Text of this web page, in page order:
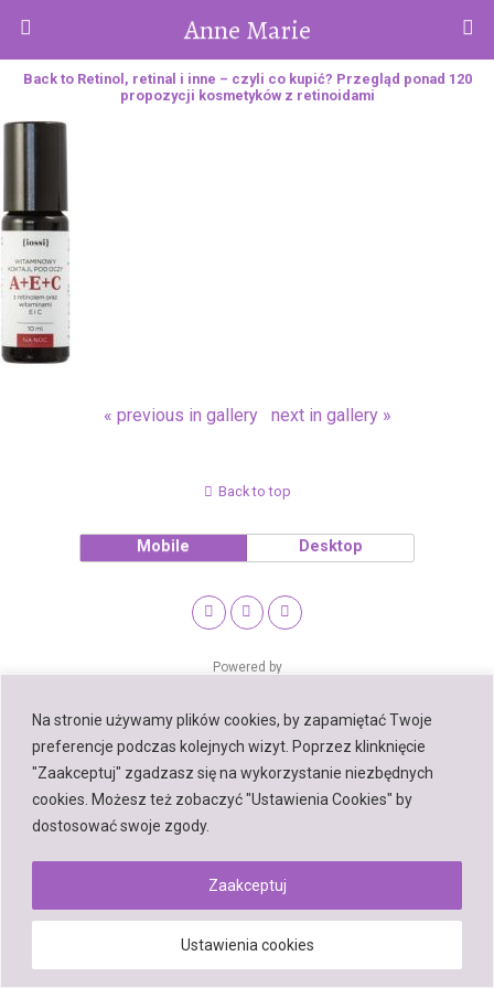
Na stronie używamy plików cookies, by zapamiętać Twoje
preferencje podczas kolejnych wizyt. Poprzez klinknięcie
"Zaakceptuj" zgadzasz się na wykorzystanie niezbędnych
cookies. Możesz też zobaczyć "Ustawienia Cookies" by
dostosować swoje zgody.
Ustawienia cookies
Zaakceptuj
Anne Marie
Back to Retinol, retinal i inne – czyli co kupić? Przegląd ponad 120
propozycji kosmetyków z retinoidami
« previous in gallery next in gallery »
Back to top
Mobile Desktop
Powered by